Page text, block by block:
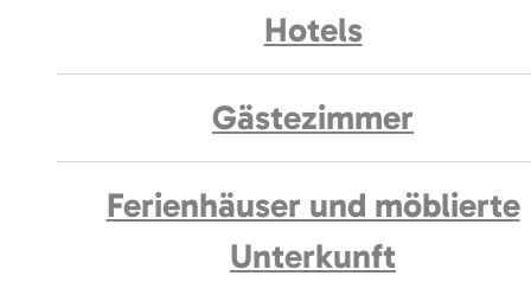
Hotels
Gästezimmer
Ferienhäuser und möblierte
Unterkunft